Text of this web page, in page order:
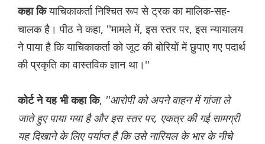
कहा कियाचिकाकर्ता निश्चित रूप से ट्रक का मालिक-सह-
चालक है। पीठ ने कहा, ''मामले में, इस स्तर पर, इस न्यायालय
ने पाया है कि याचिकाकर्ता को जूट की बोरियों में छुपाए गए पदार्थ
की प्रकृति का वास्तविक ज्ञान था।''
कोर्ट ने यह भी कहा कि, ''आरोपी को अपने वाहन में गांजा ले
जाते हुए पाया गया है और इस स्तर पर, एकत्र की गई सामग्री
यह दिखाने के लिए पर्याप्त है कि उसे नारियल के भार के नीचे